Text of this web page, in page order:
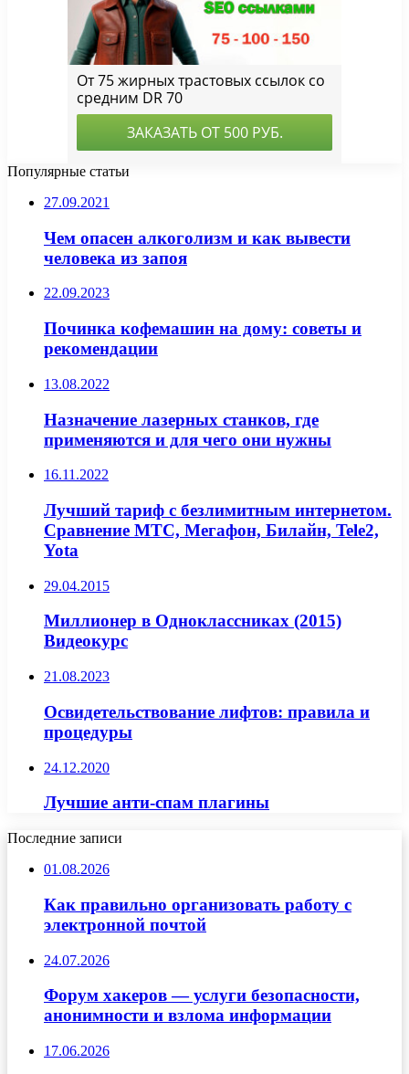
Популярные статьи
27.09.2021
Чем опасен алкоголизм и как вывести
человека из запоя
22.09.2023
Починка кофемашин на дому: советы и
рекомендации
13.08.2022
Назначение лазерных станков, где
применяются и для чего они нужны
16.11.2022
Лучший тариф с безлимитным интернетом.
Сравнение МТС, Мегафон, Билайн, Tele2,
Yota
29.04.2015
Миллионер в Одноклассниках (2015)
Видеокурс
21.08.2023
Освидетельствование лифтов: правила и
процедуры
24.12.2020
Лучшие анти-спам плагины
Последние записи
01.08.2026
Как правильно организовать работу с
электронной почтой
24.07.2026
Форум хакеров — услуги безопасности,
анонимности и взлома информации
17.06.2026